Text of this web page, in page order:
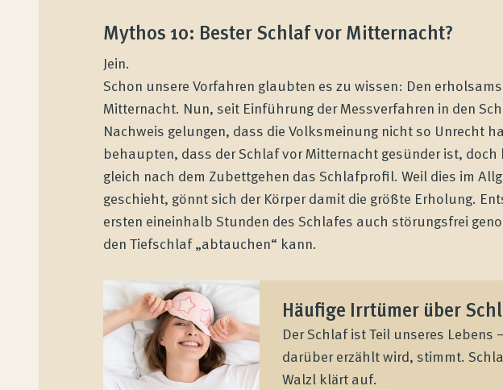
Wenatex Schlafberatung
Produktberatung zu Hause oder online!
Qualität und Garantie
Kundenbewertungen
Produktberatung
Mythos 10: Bester Schlaf vor Mitternacht?
Jein.
Schon unsere Vorfahren glaubten es zu wissen: Den
Mitternacht. Nun, seit Einführung der Messverfahren in den
Nachweis gelungen, dass die Volksmeinung nicht so Unrecht
behaupten, dass der Schlaf vor Mitternacht gesünder ist,
gleich nach dem Zubettgehen das Schlafprofil. Weil dies im
geschieht, gönnt sich der Körper damit die größte Erholung.
ersten eineinhalb Stunden des Schlafes auch störungsfrei
den Tiefschlaf „abtauchen“ kann.
Häufige Irrtümer über
Der Schlaf ist Teil unseres
darüber erzählt wird, stimmt.
Walzl klärt auf.